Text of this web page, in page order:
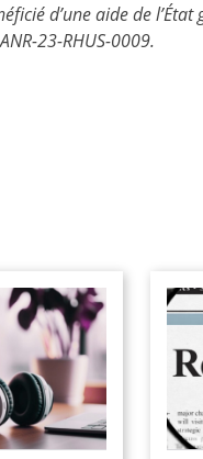
d’une aide de
23-RHUS-0009.